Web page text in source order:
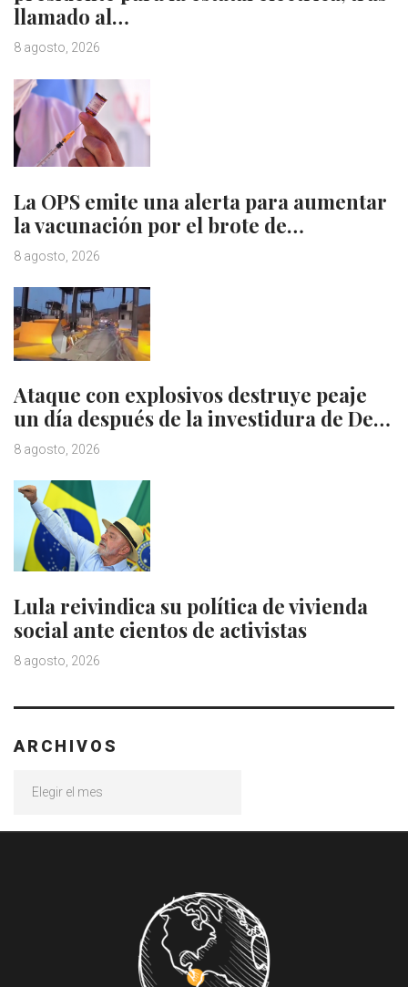
llamado al…
8 agosto, 2026
La OPS emite una alerta para aumentar
la vacunación por el brote de…
8 agosto, 2026
Ataque con explosivos destruye peaje
un día después de la investidura de De…
8 agosto, 2026
Lula reivindica su política de vivienda
social ante cientos de activistas
8 agosto, 2026
ARCHIVOS